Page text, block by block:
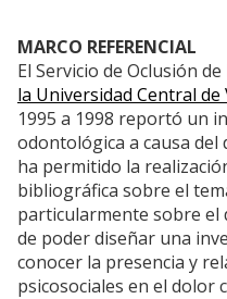
MARCO REFERENCIAL
El Servicio de Oclusión de
la Universidad Central de
1995 a 1998 reportó un
odontológica a causa
ha permitido la
bibliográfica sobre el
particularmente sobre el
de poder diseñar una
conocer la presencia y
psicosociales en el dolor